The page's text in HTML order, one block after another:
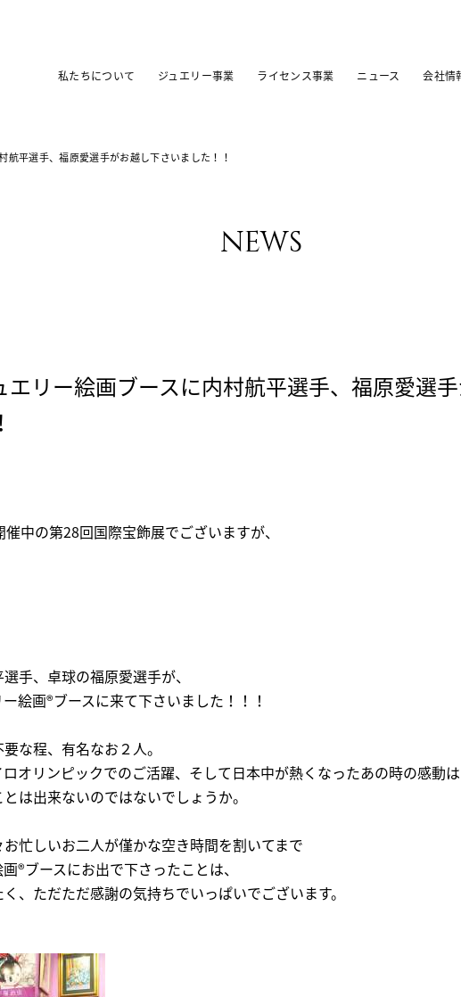
私たちについて ジュエリー事業 ライセンス事業 ニュース 会社情
航平選手、福原愛選手がお越し下さいました！！
news
エリー絵画ブースに内村航平選手、福原愛選
催中の第28回国際宝飾展でございますが、
手、卓球の福原愛選手が、
絵画®ブースに来て下さいました！！！
な程、有名なお２人。
ロオリンピックでのご活躍、そして日本中が熱くなったあの時の感動は
は出来ないのではないでしょうか。
忙しいお二人が僅かな空き時間を割いてまで
®ブースにお出で下さったことは、
、ただただ感謝の気持ちでいっぱいでございます。